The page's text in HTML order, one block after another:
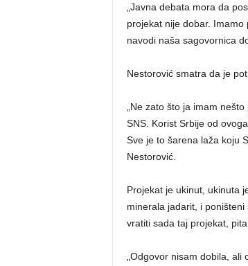
„Javna debata mora da
projekat nije dobar. Imamo
navodi naša sagovornica
Nestorović smatra da je
„Ne zato što ja imam
SNS. Korist Srbije od
Sve je to šarena laža koju
Nestorović.
Projekat je ukinut, ukinuta
minerala jadarit, i
vratiti sada taj projekat,
„Odgovor nisam dobila,